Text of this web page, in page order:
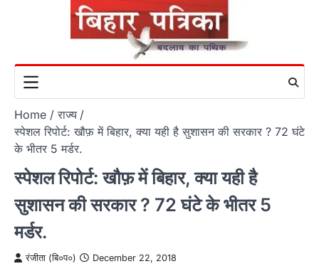
Home
राज्य
स्पेशल रिपोर्ट: खौफ़ में बिहार, क्या यही है सुशासन की सरकार ? 72 घंटे
के भीतर 5 मर्डर.
स्पेशल रिपोर्ट: खौफ़ में बिहार, क्या यही है
सुशासन की सरकार ? 72 घंटे के भीतर 5
मर्डर.
रंजीता (बि०प०) December 22, 2018